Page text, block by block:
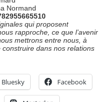
Normand
qui proposent
rapproche, ce que l’avenir
mettrons entre nous, à
dans nos relations
Bluesky Facebook